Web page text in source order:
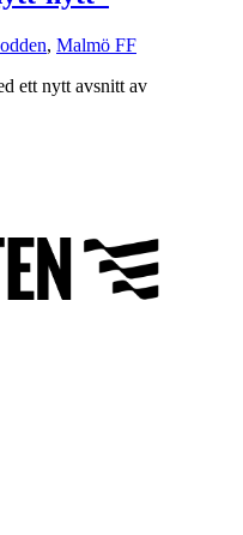
, Malmö FF
ett nytt avsnitt av